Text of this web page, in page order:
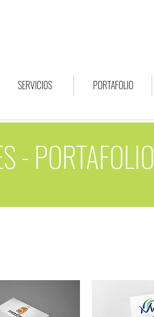
SERVICIOS PORTAFOLIO
- PORTAFOLIO